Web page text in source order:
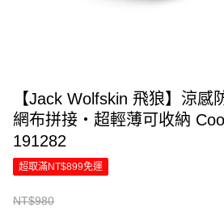
【Jack Wolfskin 飛狼】涼感
網布拼接・超輕薄可收納
191282
超取滿NT$899免運
NT$980